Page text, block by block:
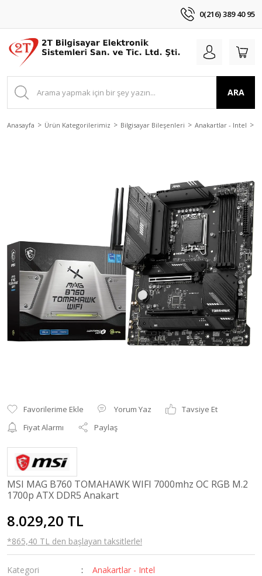
0(216) 389 40 95
ARA
Anasayfa Ürün Kategorilerimiz Bilgisayar Bileşenleri Anakartlar - Intel
Yorum Yaz
Tavsiye Et
Fiyat Alarmı
Paylaş
MSI MAG B760 TOMAHAWK WIFI 7000mhz OC RGB M.2
1700p ATX DDR5 Anakart
8.029,20 TL
*865,40 TL den başlayan taksitlerle!
Kategori
Anakartlar - Intel